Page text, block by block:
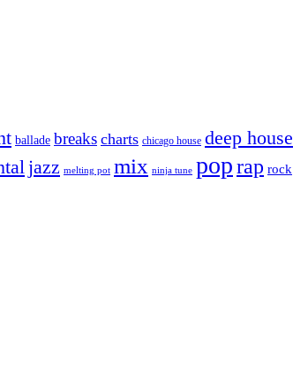
ballade breaks charts chicago house deep house
jazz melting pot mix ninja tune poprap rock